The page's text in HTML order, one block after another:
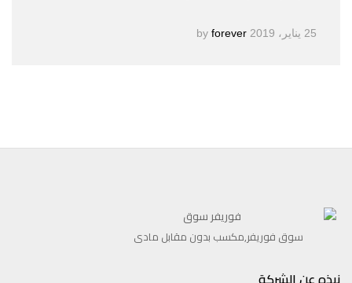
25 يناير، 2019 forever
سوق فوريفر,مكسب بدون مقابل مادى